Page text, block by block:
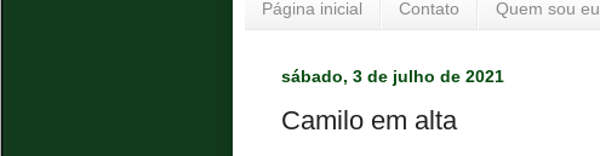
Página inicial Contato Quem sou eu
sábado, 3 de julho de 2021
Camilo em alta